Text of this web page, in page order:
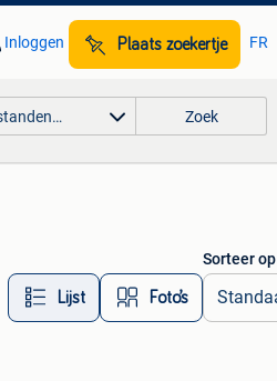
Inloggen Plaats zoekertje FR
Zoek
Lijst Foto’s
Sorteer op